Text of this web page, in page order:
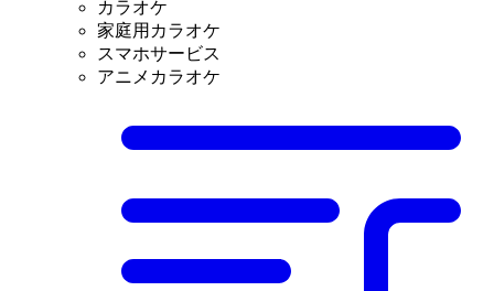
カラオケ
家庭用カラオケ
スマホサービス
アニメカラオケ